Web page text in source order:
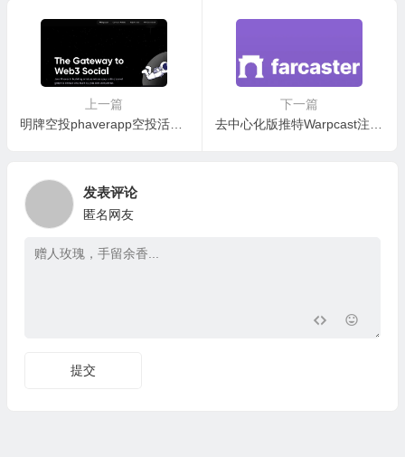
上一篇
明牌空投phaverapp空投活动，还可顺便白嫖领取 Lens 和 Farcaster 账户
下一篇
发表评论
匿名网友
提交